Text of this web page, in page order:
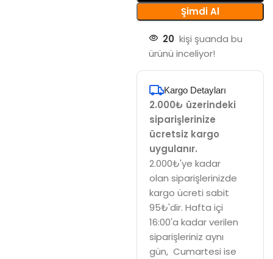
Şimdi Al
20 kişi şuanda bu
ürünü inceliyor!
Kargo Detayları
2.000₺ üzerindeki
siparişlerinize
ücretsiz kargo
uygulanır.
2.000₺'ye kadar
olan siparişlerinizde
kargo ücreti sabit
95₺'dir. Hafta içi
16:00'a kadar verilen
siparişleriniz aynı
gün, Cumartesi ise